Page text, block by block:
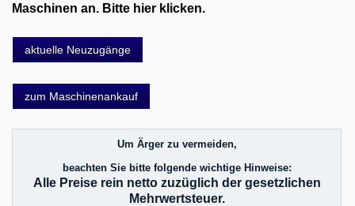
Maschinen an. Bitte hier klicken.
aktuelle Neuzugänge
zum Maschinenankauf
Um Ärger zu vermeiden,
beachten Sie bitte folgende wichtige Hinweise:
Alle Preise rein netto zuzüglich der gesetzlichen
Mehrwertsteuer.